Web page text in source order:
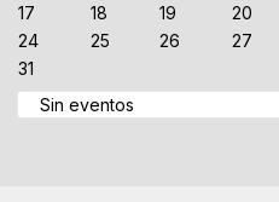
17
18 19 20
24
25 26 27
31
Sin eventos